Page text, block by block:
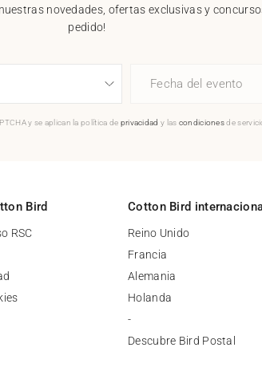
novedades, ofertas exclusivas y
pedido!
Fecha del evento
y se aplican la política de privacidad y las condicionesde
Bird
RSC
Cotton Bird
Reino Unido
Francia
Alemania
Holanda
-
Descubre Bird Postal